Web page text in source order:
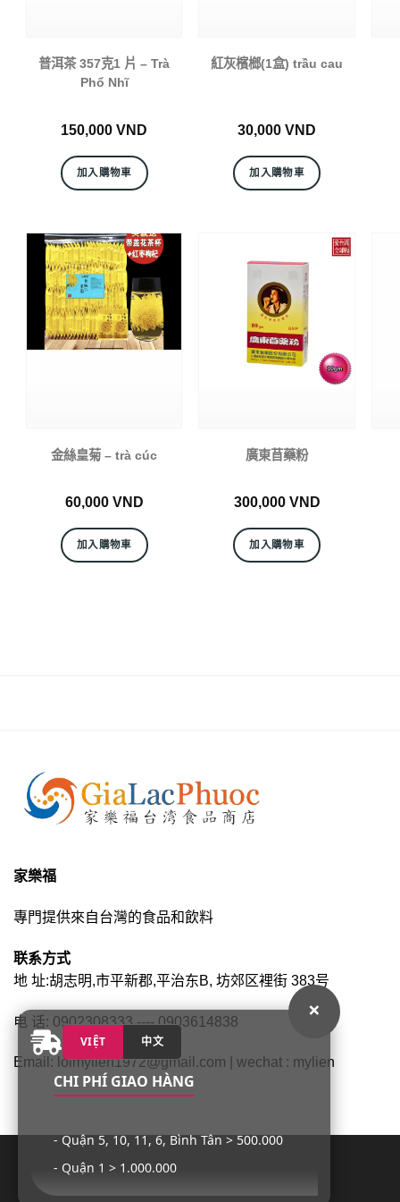
×
VIỆT 中文
CHI PHÍ GIAO HÀNG
- Quận 5, 10, 11, 6, Bình Tân > 500.000
- Quận 1 > 1.000.000
普洱茶 357克1 片 – Trà
Phổ Nhĩ
150,000VND
加入購物車
紅灰檳榔(1盒) trầu cau
30,000VND
加入購物車
金絲皇菊 – trà cúc
60,000 VND
加入購物車
廣東苜藥粉
300,000 VND
加入購物車
家樂福
專門提供來自台灣的食品和飲料
联系方式
地 址:胡志明,市平新郡,平治东B, 坊郊区裡街 383号
电 话: 0902308333 ---- 0903614838
Email: loimylien1972@gmail.com | wechat : mylien